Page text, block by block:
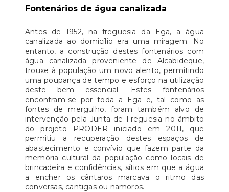
Fontenários de água canalizada
Antes de 1952, na freguesia da Ega, a água
canalizada ao domicílio era uma miragem. No
entanto, a construção destes fontenários com
água canalizada proveniente de Alcabideque,
trouxe à população um novo alento, permitindo
uma poupança de tempo e esforço na utilização
deste bem essencial. Estes fontenários
encontram-se por toda a Ega e, tal como as
fontes de mergulho, foram também alvo de
intervenção pela Junta de Freguesia no âmbito
do projeto PRODER iniciado em 2011, que
permitiu a recuperação destes espaços de
abastecimento e convívio que fazem parte da
memória cultural da população como locais de
brincadeira e confidências, sítios em que a água
a encher os cântaros marcava o ritmo das
conversas, cantigas ou namoros.